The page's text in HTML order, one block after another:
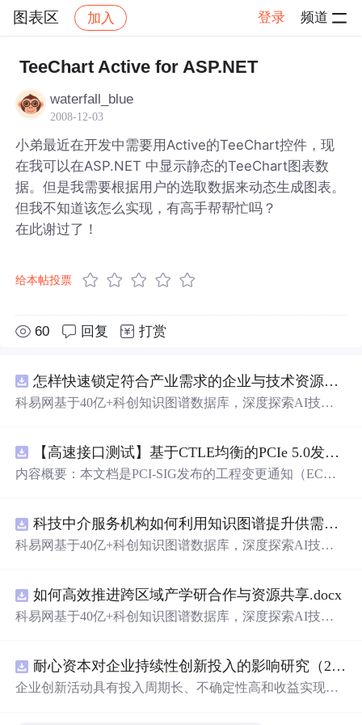
图表区 加入 登录 频道
社区 图表区 帖子详情
TeeChart Active for ASP.NET
waterfall_blue
2008-12-03
小弟最近在开发中需要用Active的TeeChart控件，现
在我可以在ASP.NET 中显示静态的TeeChart图表数
据。但是我需要根据用户的选取数据来动态生成图表。
但我不知道该怎么实现，有高手帮帮忙吗？
在此谢过了！
给本帖投票
60 回复 打赏
怎样快速锁定符合产业需求的企业与技术资源？.docx
科易网基于40亿+科创知识图谱数据库，深度探索AI技术
新领域的AI+数智化解决方案，推动科技创新与产业创新
智能化发展。
【高速接口测试】基于CTLE均衡的PCIe 5.0发射机抖动测量方法：32 GT/s速率下精确评估硅基抖动分量的技术方案
内容概要：本文档是PCI-SIG发布的工程变更通知（EC
式”替代原有的S参数去嵌入法，通过在被测通道应用基于
CTLE的均衡来减少因信道损耗导致的信号退化，从而更准
了传统去嵌入过程中高频噪声放大带来的测量不准确性。
对于2.5至16.0 GT/s速率，原有测量方法保持不变。; 适合
人群：从事高速接口设计、验证或测试的工程师，尤其是
科技中介服务机构如何利用知识图谱提升供需匹配精准度？.docx
科易网基于40亿+科创知识图谱数据库，深度探索AI技术
新领域的AI+数智化解决方案，推动科技创新与产业创新
智能化发展。
如何高效推进跨区域产学研合作与资源共享.docx
科易网基于40亿+科创知识图谱数据库，深度探索AI技术
新领域的AI+数智化解决方案，推动科技创新与产业创新
智能化发展。
耐心资本对企业持续性创新投入的影响研究（2010-2024年）
企业创新活动具有投入周期长、不确定性高和收益实现滞